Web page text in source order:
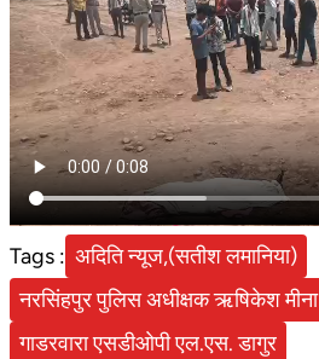
Tags : अदिति न्यूज,(सतीश लमानिया)
नरसिंहपुर पुलिस अधीक्षक ऋषिकेश मीना
गाडरवारा एसडीओपी एल.एस. डागुर